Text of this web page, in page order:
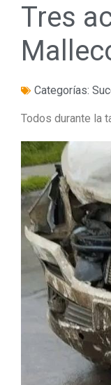
Tres
Categorías:
Todos durante la